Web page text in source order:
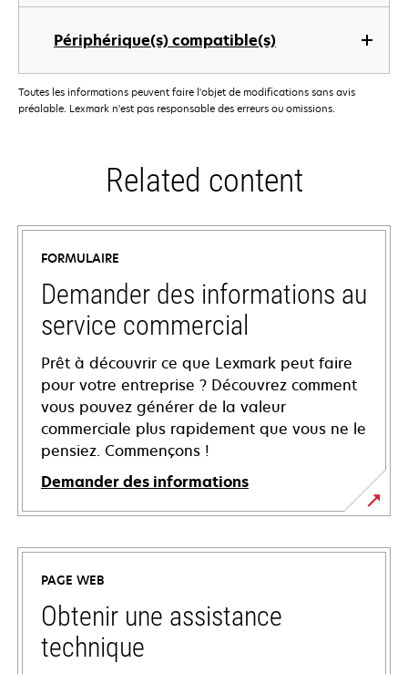
Périphérique(s) compatible(s)
Toutes les informations peuvent faire l'objet de modifications sans avis
préalable. Lexmark n'est pas responsable des erreurs ou omissions.
Related content
FORMULAIRE
Demander des informations au
service commercial
Prêt à découvrir ce que Lexmark peut faire
pour votre entreprise ? Découvrez comment
vous pouvez générer de la valeur
commerciale plus rapidement que vous ne le
pensiez. Commençons !
Demander des informations
PAGE WEB
Obtenir une assistance
technique